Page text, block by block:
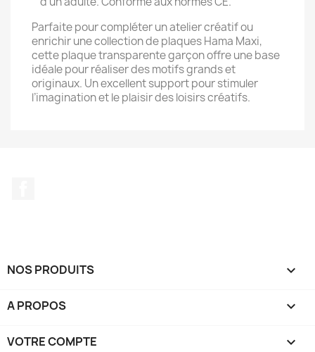
Parfaite pour compléter un atelier créatif ou
enrichir une collection de plaques Hama Maxi,
cette plaque transparente garçon offre une base
idéale pour réaliser des motifs grands et
originaux. Un excellent support pour stimuler
l’imagination et le plaisir des loisirs créatifs.
NOS PRODUITS 
A PROPOS 
VOTRE COMPTE 